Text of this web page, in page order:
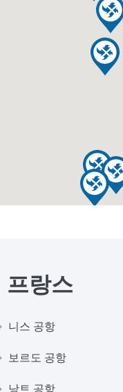
프랑스
니스 공항
보르도 공항
낭트 공항